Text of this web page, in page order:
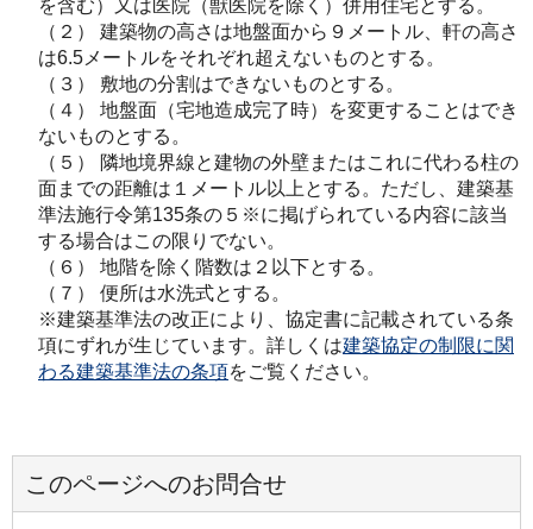
を含む）又は医院（獣医院を除く）併用住宅とする。
（２） 建築物の高さは地盤面から９メートル、軒の高さ
は6.5メートルをそれぞれ超えないものとする。
（３） 敷地の分割はできないものとする。
（４） 地盤面（宅地造成完了時）を変更することはでき
ないものとする。
（５） 隣地境界線と建物の外壁またはこれに代わる柱の
面までの距離は１メートル以上とする。ただし、建築基
準法施行令第135条の５※に掲げられている内容に該当
する場合はこの限りでない。
（６） 地階を除く階数は２以下とする。
（７） 便所は水洗式とする。
※建築基準法の改正により、協定書に記載されている条
項にずれが生じています。詳しくは建築協定の制限に関
わる建築基準法の条項をご覧ください。
このページへのお問合せ